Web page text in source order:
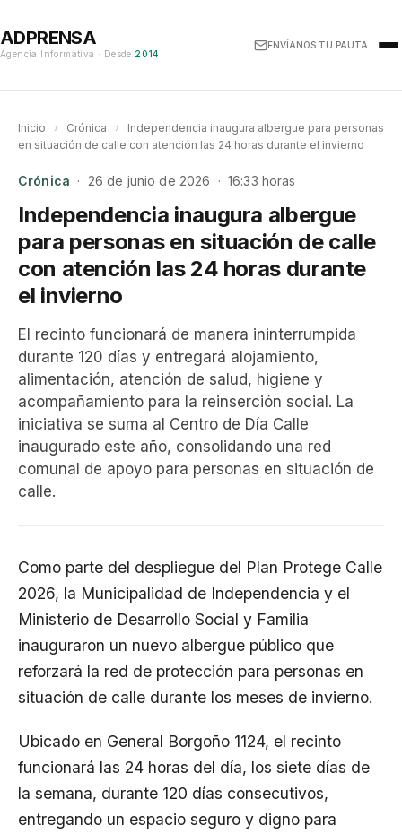
ADPRENSA
Agencia Informativa · Desde 2014
ENVÍANOS TU PAUTA
Inicio › Crónica ›
Independencia inaugura albergue para personas
en situación de calle con atención las 24 horas durante el invierno
Crónica · 26 de junio de 2026 · 16:33 horas
Independencia inaugura albergue
para personas en situación de calle
con atención las 24 horas durante
el invierno
El recinto funcionará de manera ininterrumpida
durante 120 días y entregará alojamiento,
alimentación, atención de salud, higiene y
acompañamiento para la reinserción social. La
iniciativa se suma al Centro de Día Calle
inaugurado este año, consolidando una red
comunal de apoyo para personas en situación de
calle.
Como parte del despliegue del Plan Protege Calle
2026, la Municipalidad de Independencia y el
Ministerio de Desarrollo Social y Familia
inauguraron un nuevo albergue público que
reforzará la red de protección para personas en
situación de calle durante los meses de invierno.
Ubicado en General Borgoño 1124, el recinto
funcionará las 24 horas del día, los siete días de
la semana, durante 120 días consecutivos,
entregando un espacio seguro y digno para